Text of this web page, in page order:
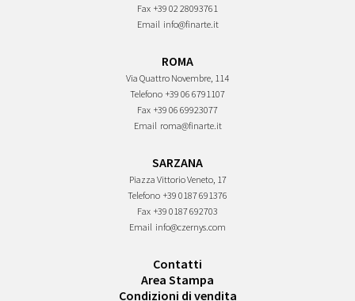
Fax +39 02 28093761
Email info@finarte.it
ROMA
Via Quattro Novembre, 114
Telefono +39 06 6791107
Fax +39 06 69923077
Email roma@finarte.it
SARZANA
Piazza Vittorio Veneto, 17
Telefono +39 0187 691376
Fax +39 0187 692703
Email info@czernys.com
Contatti
Area Stampa
Condizioni di vendita